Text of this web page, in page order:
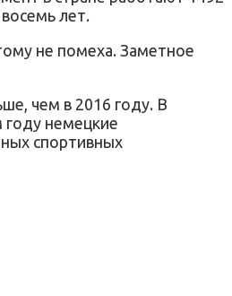
лет.
не помеха. Заметное
чем в 2016 году. В
году немецкие
спортивных